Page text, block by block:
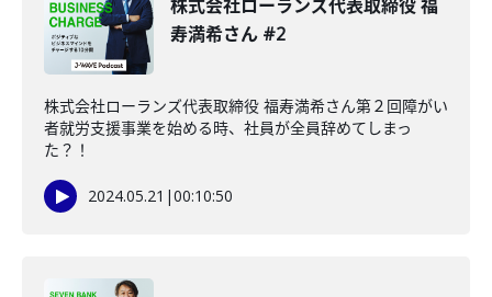
株式会社ローランズ代表取締役 福
寿満希さん #2
株式会社ローランズ代表取締役 福寿満希さん第２回障がい
者就労支援事業を始める時、社員が全員辞めてしまっ
た？！
2024.05.21 |00:10:50